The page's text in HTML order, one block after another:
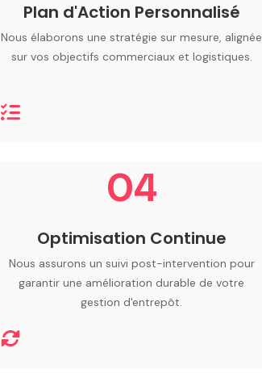
Plan d'Action Personnalisé
Nous élaborons une stratégie sur mesure, alignée
sur vos objectifs commerciaux et logistiques.
04
Optimisation Continue
Nous assurons un suivi post-intervention pour
garantir une amélioration durable de votre
gestion d'entrepôt.